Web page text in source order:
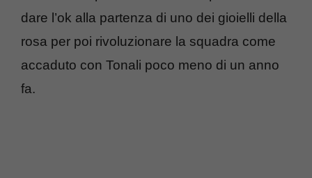
dare l’ok alla partenza di uno dei gioielli della
rosa per poi rivoluzionare la squadra come
accaduto con Tonali poco meno di un anno
fa.